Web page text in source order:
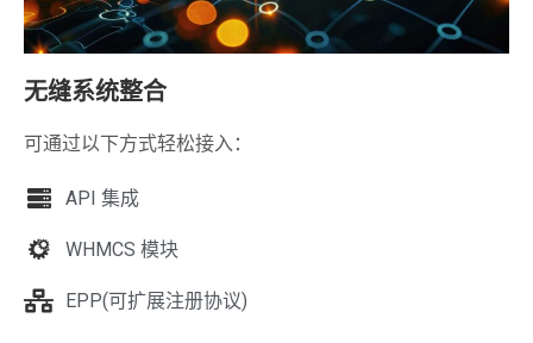
无缝系统整合
可通过以下方式轻松接入：
API 集成
WHMCS 模块
EPP(可扩展注册协议)